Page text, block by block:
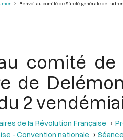
Renvoi au comité de Sûreté générale de
comité
de
2
de la Révolution Française
- Convention nationale